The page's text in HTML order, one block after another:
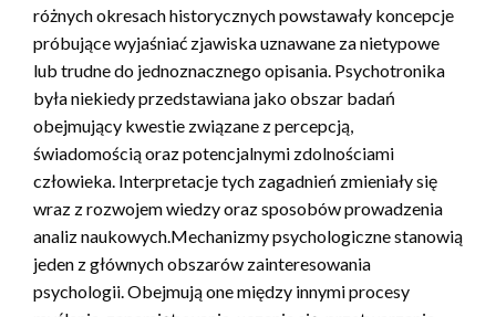
różnych okresach historycznych powstawały koncepcje
próbujące wyjaśniać zjawiska uznawane za nietypowe
lub trudne do jednoznacznego opisania. Psychotronika
była niekiedy przedstawiana jako obszar badań
obejmujący kwestie związane z percepcją,
świadomością oraz potencjalnymi zdolnościami
człowieka. Interpretacje tych zagadnień zmieniały się
wraz z rozwojem wiedzy oraz sposobów prowadzenia
analiz naukowych.Mechanizmy psychologiczne stanowią
jeden z głównych obszarów zainteresowania
psychologii. Obejmują one między innymi procesy